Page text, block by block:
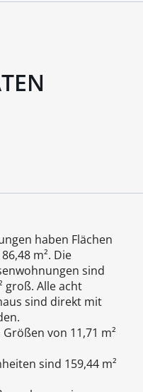
haben Flächen
m². Die
sind
groß. Alle acht
sind direkt mit
von 11,71 m²
sind 159,44 m²